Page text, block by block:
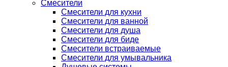
Смесители
Смесители для кухни
Смесители для ванной
Смесители для душа
Смесители для биде
Смесители встраиваемые
Смесители для умывальника